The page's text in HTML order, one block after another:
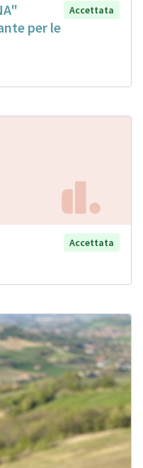
per le
Accettata
Accettata